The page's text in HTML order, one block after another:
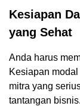
Kesiapan
yang Sehat
Anda harus
Kesiapan
mitra yang
tantangan bisnis.